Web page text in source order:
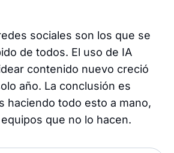
sociales son los que se
de todos. El uso de IA
contenido nuevo creció
año. La conclusión es
haciendo todo esto a mano,
que no lo hacen.